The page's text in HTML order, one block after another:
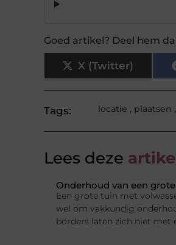
Goed artikel? Deel hem
X (Twitter)
Tags: locatie , plaatsen ,
Lees deze
Onderhoud van een
Een grote tuin met
wel om vakkundig
borders laten zich niet met